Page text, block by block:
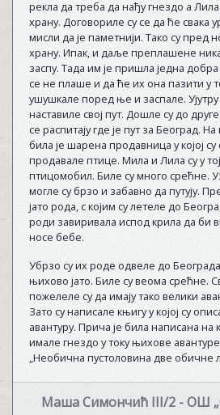
рекла да треба да нађу гнездо а
храну. Договориле су се да ће свака
мисли да је паметнији. Тако су пред
храну. Ипак, и даље преплашене
заспу. Тада им је пришла једна
се не плаше и да ће их она пазити у
ушушкале поред ње и заспале. Ујутру
наставиле свој пут. Дошле су до
се распитају где је пут за Београд.
била је шарена продавница у којој
продавале птице. Мила и Лила су у
птицомобил. Биле су много срећне.
могле су брзо и забавно да путују.
јато рода, с којим су летеле до
роди завиривала испод крила да би
носе бебе.
Убрзо су их роде одвеле до
њихово јато. Биле су веома срећне.
пожелеле су да имају тако велики
Зато су написале књигу у којој су
авантуру. Прича је била написана на
имале гнездо у току њихове
„Необична пустоловина две обичне
Маша Симончић III/2 - ОШ